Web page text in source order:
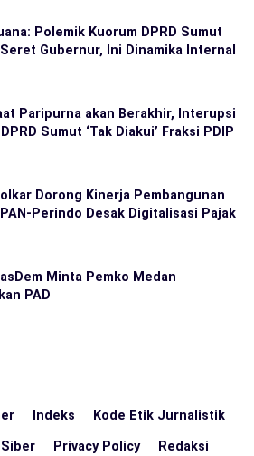
Polemik Kuorum DPRD Sumut
Gubernur, Ini Dinamika Internal
Paripurna akan Berakhir, Interupsi
Sumut ‘Tak Diakui’ Fraksi PDIP
Dorong Kinerja Pembangunan
Perindo Desak Digitalisasi Pajak
Minta Pemko Medan
PAD
Indeks Kode Etik Jurnalistik
Privacy Policy Redaksi